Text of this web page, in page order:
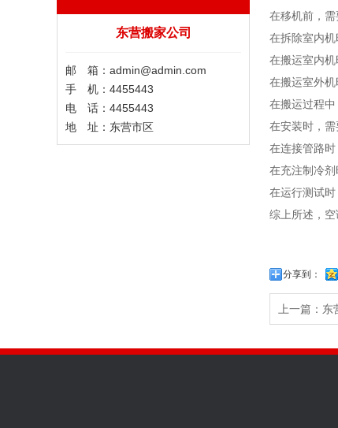
东营搬家公司
邮 箱：admin@admin.com
手 机：4455443
电 话：4455443
地 址：东营市区
在移机前，
在拆除室内机
在搬运室内机
在搬运室外机
在搬运过程中
在安装时，需
在连接管路时
在充注制冷
在运行测试时
综上所述，
分享到：
上一篇： 东